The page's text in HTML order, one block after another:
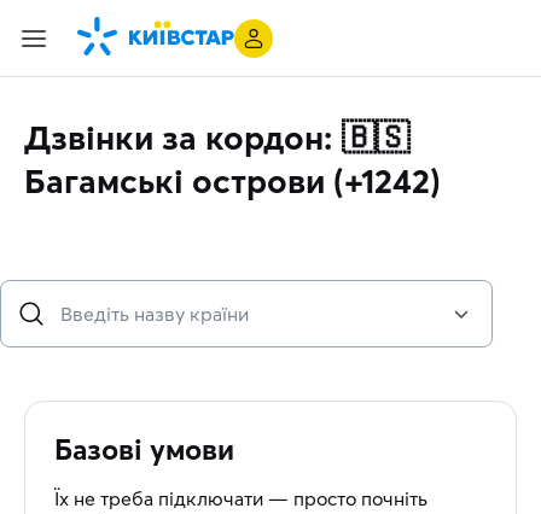
Дзвінки за кордон: 🇧🇸
Багамські острови (+1242)
Базові умови
Їх не треба підключати — просто почніть